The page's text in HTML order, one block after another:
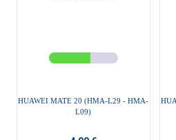
HUAWEI MATE 20 (HMA-L29 - HMA-
L09)